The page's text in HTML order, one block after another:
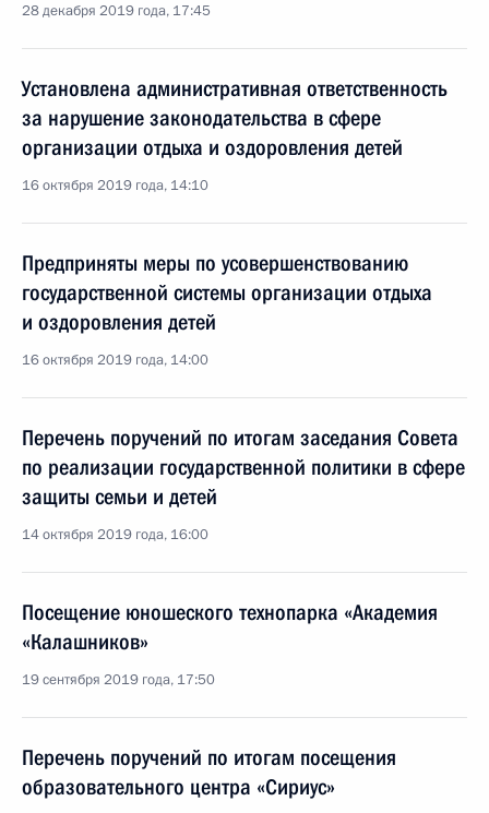
28 декабря 2019 года, 17:45
Установлена административная ответственность
за нарушение законодательства в сфере
организации отдыха и оздоровления детей
16 октября 2019 года, 14:10
Предприняты меры по усовершенствованию
государственной системы организации отдыха
и оздоровления детей
16 октября 2019 года, 14:00
Перечень поручений по итогам заседания Совета
по реализации государственной политики в сфере
защиты семьи и детей
14 октября 2019 года, 16:00
Посещение юношеского технопарка «Академия
«Калашников»
19 сентября 2019 года, 17:50
Перечень поручений по итогам посещения
образовательного центра «Сириус»